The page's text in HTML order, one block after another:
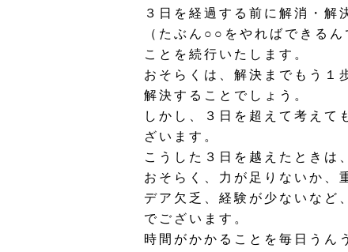
３日を経過する前に解消・解
（たぶん○○をやればできる
ことを続行いたします。
おそらくは、解決までもう１
解決することでしょう。
しかし、３日を超えて考えて
ざいます。
こうした３日を越えたときは
おそらく、力が足りないか、
デア欠乏、経験が少ないなど
でございます。
時間がかかることを毎日うん